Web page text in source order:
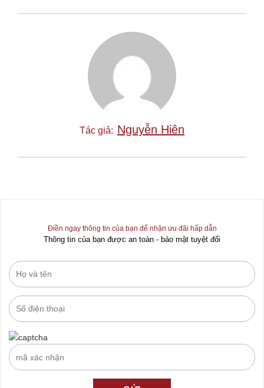
Tác giả: Nguyễn Hiên
Điền ngay thông tin của bạn để nhận ưu đãi hấp dẫn
Thông tin của bạn được an toàn - bảo mật tuyệt đối